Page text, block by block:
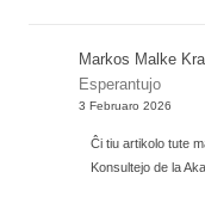
Markos Malke
Esperantujo
3 Februaro 2026
Ĉi tiu artikolo tute
Konsultejo de la